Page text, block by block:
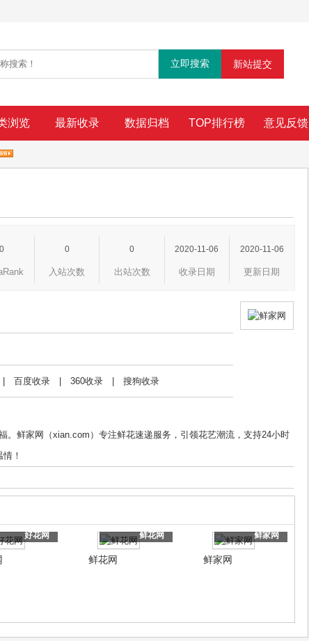
新站提交
浏览 最新收录 数据归档 TOP排行榜 意见反馈
0 0
入站次数
0
出站次数
2020-11-06
收录日期
2020-11-06
更新日期
百度收录 360收录 搜狗收录
鲜家网（xian.com）专注鲜花速递服务，引领花艺潮流，支持24小时
！
好花网 鲜花网
鲜花网
鲜家网
鲜家网